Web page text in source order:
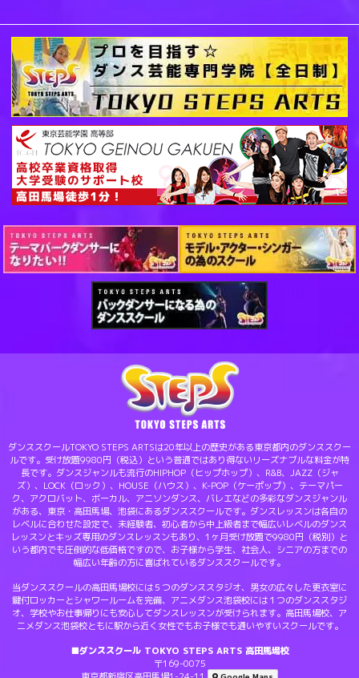
ダンススクールTOKYO STEPS ARTSは20年以上の歴史がある東京都内のダンススクー
ルです。受け放題9980円（税込）という普通ではあり得ないリーズナブルな料金が特
長です。ダンスジャンルも流行のHIPHOP（ヒップホップ）、R&B、JAZZ（ジャ
ズ）、LOCK（ロック）、HOUSE（ハウス）、K-POP（ケーポップ）、テーマパー
ク、アクロバット、ボーカル、アニソンダンス、バレエなどの多彩なダンスジャンル
がある、東京・高田馬場、池袋にあるダンススクールです。ダンスレッスンは各自の
レベルに合わせた設定で、未経験者、初心者から中上級者まで幅広いレベルのダンス
レッスンとキッズ専用のダンスレッスンもあり、1ヶ月受け放題で9980円（税別）と
いう都内でも圧倒的な低価格ですので、お子様から学生、社会人、シニアの方までの
幅広い年齢の方に喜ばれているダンススクールです。
当ダンススクールの高田馬場校には５つのダンススタジオ、男女の広々した更衣室に
鍵付ロッカーとシャワールームを完備、アニメダンス池袋校には１つのダンススタジ
オ、学校やお仕事帰りにも安心してダンスレッスンが受けられます。高田馬場校、ア
ニメダンス池袋校ともに駅から近く女性でもお子様でも通いやすいスクールです。
■ダンススクール TOKYO STEPS ARTS 高田馬場校
〒169-0075